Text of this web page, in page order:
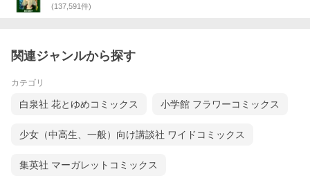
(137,591 件)
関連ジャンルから探す
カテゴリ
白泉社 花とゆめコミックス 小学館 フラワーコミックス
少女（中高生、一般）向け講談社 ワイドコミックス
集英社 マーガレットコミックス